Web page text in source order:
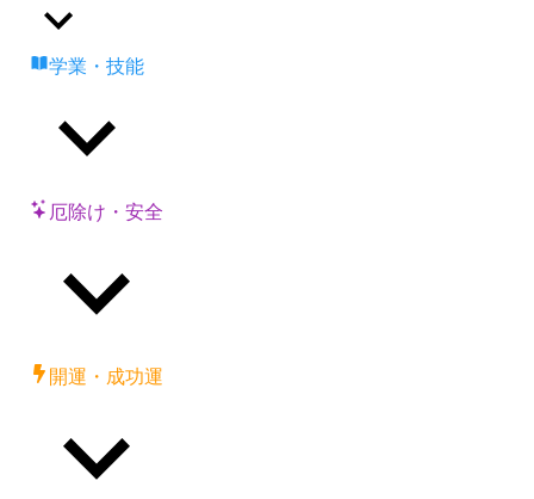
学業・技能
厄除け・安全
開運・成功運